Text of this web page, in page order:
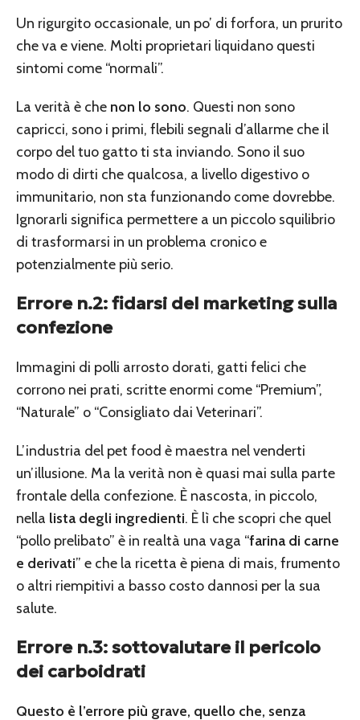
Un rigurgito occasionale, un po’ di forfora, un prurito
che va e viene. Molti proprietari liquidano questi
sintomi come “normali”.
La verità è che non lo sono. Questi non sono
capricci, sono i primi, flebili segnali d’allarme che il
corpo del tuo gatto ti sta inviando. Sono il suo
modo di dirti che qualcosa, a livello digestivo o
immunitario, non sta funzionando come dovrebbe.
Ignorarli significa permettere a un piccolo squilibrio
di trasformarsi in un problema cronico e
potenzialmente più serio.
Errore n.2: fidarsi del marketing sulla
confezione
Immagini di polli arrosto dorati, gatti felici che
corrono nei prati, scritte enormi come “Premium”,
“Naturale” o “Consigliato dai Veterinari”.
L’industria del pet food è maestra nel venderti
un’illusione. Ma la verità non è quasi mai sulla parte
frontale della confezione. È nascosta, in piccolo,
nella lista degli ingredienti. È lì che scopri che quel
“pollo prelibato” è in realtà una vaga “farina di carne
e derivati” e che la ricetta è piena di mais, frumento
o altri riempitivi a basso costo dannosi per la sua
salute.
Errore n.3: sottovalutare il pericolo
dei carboidrati
Questo è l’errore più grave, quello che, senza